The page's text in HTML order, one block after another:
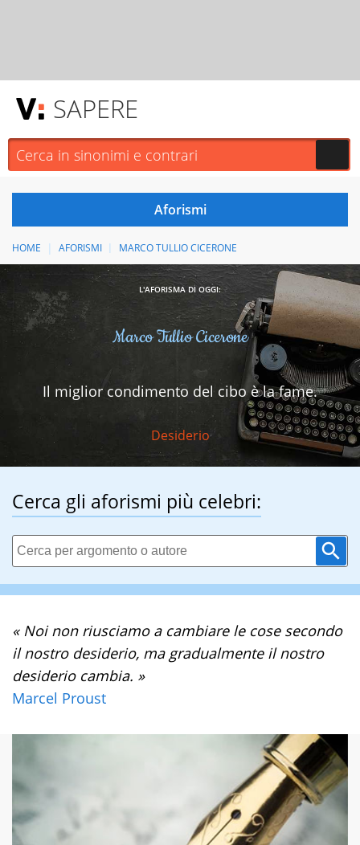
SAPERE
HOME AFORISMI MARCO TULLIO CICERONE
L'AFORISMA DI OGGI:
Marco Tullio Cicerone
Il miglior condimento del cibo è la fame.
Desiderio
Cerca gli aforismi più celebri:
« Noi non riusciamo a cambiare le cose secondo
il nostro desiderio, ma gradualmente il nostro
desiderio cambia. »
Marcel Proust